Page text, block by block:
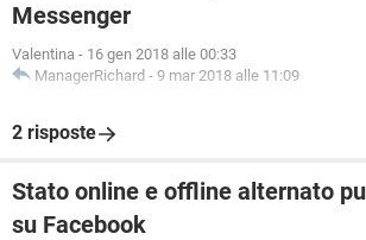
Messenger
Valentina - 16 gen 2018 alle 00:33
ManagerRichard - 9 mar 2018 alle 11:09
2 risposte
Stato online e offline alternato
su Facebook